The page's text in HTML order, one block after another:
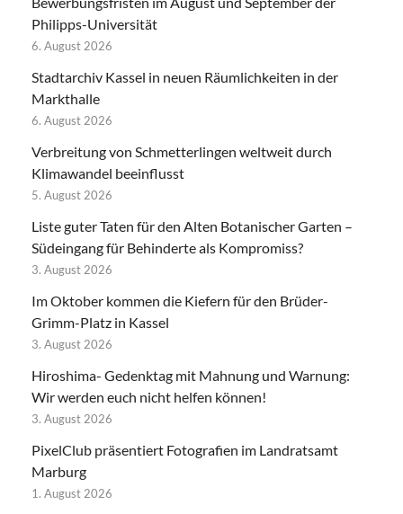
Philipps-Universität
6. August 2026
Stadtarchiv Kassel in neuen Räumlichkeiten in der
Markthalle
6. August 2026
Verbreitung von Schmetterlingen weltweit durch
Klimawandel beeinflusst
5. August 2026
Liste guter Taten für den Alten Botanischer Garten –
Südeingang für Behinderte als Kompromiss?
3. August 2026
Im Oktober kommen die Kiefern für den Brüder-
Grimm-Platz in Kassel
3. August 2026
Hiroshima- Gedenktag mit Mahnung und Warnung:
Wir werden euch nicht helfen können!
3. August 2026
PixelClub präsentiert Fotografien im Landratsamt
Marburg
1. August 2026